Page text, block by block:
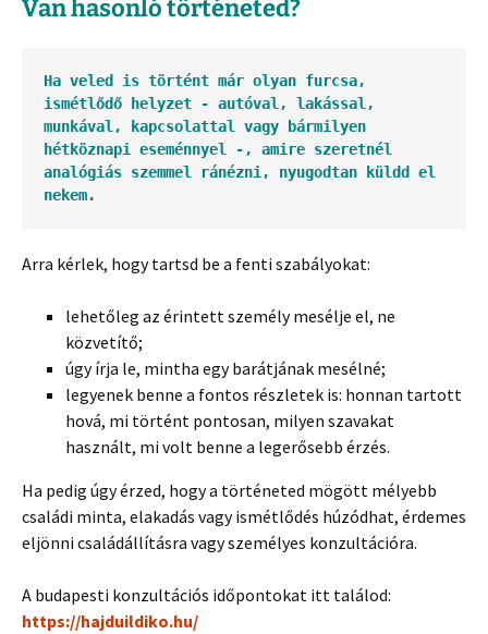
Van hasonló történeted?
Ha veled is történt már olyan furcsa,
ismétlődő helyzet - autóval, lakással,
munkával, kapcsolattal vagy bármilyen
hétköznapi eseménnyel -, amire szeretnél
analógiás szemmel ránézni, nyugodtan küldd el
nekem.
Arra kérlek, hogy tartsd be a fenti szabályokat:
lehetőleg az érintett személy mesélje el, ne
közvetítő;
úgy írja le, mintha egy barátjának mesélné;
legyenek benne a fontos részletek is: honnan tartott
hová, mi történt pontosan, milyen szavakat
használt, mi volt benne a legerősebb érzés.
Ha pedig úgy érzed, hogy a történeted mögött mélyebb
családi minta, elakadás vagy ismétlődés húzódhat, érdemes
eljönni családállításra vagy személyes konzultációra.
A budapesti konzultációs időpontokat itt találod:
https://hajduildiko.hu/